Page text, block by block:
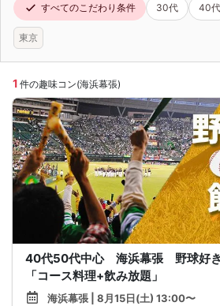
すべてのこだわり条件 30代 40代
東京
1 件の趣味コン(海浜幕張)
40代50代中心 海浜幕張 野球好
「コース料理+飲み放題」
海浜幕張 | 8月15日(土) 13:00〜